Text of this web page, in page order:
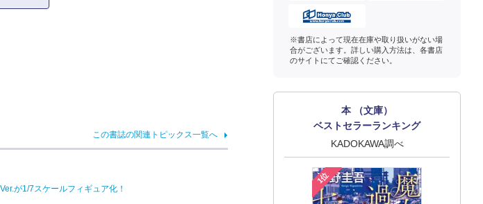
この書誌の関連トピックス一覧へ
が1/7スケールフィギュア化！
※書店によって現在在庫や取り扱いがない場
合がございます。詳しい購入方法は、各書店
のサイトにてご確認ください。
本 （文庫）
ベストセラーランキング
KADOKAWA調べ
1位